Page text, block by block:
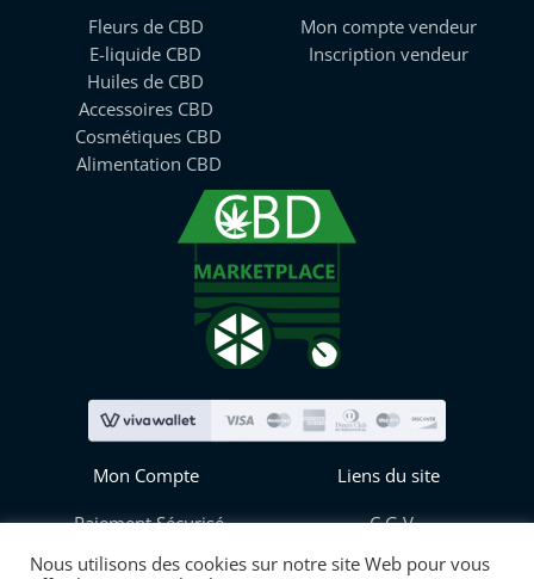
Fleurs de CBD
E-liquide CBD
Huiles de CBD
Accessoires CBD
Cosmétiques CBD
Alimentation CBD
Mon compte vendeur
Inscription vendeur
Mon Compte
Paiement Sécurisé
Liens du site
C.G.V
Nous utilisons des cookies sur notre site Web pour vous